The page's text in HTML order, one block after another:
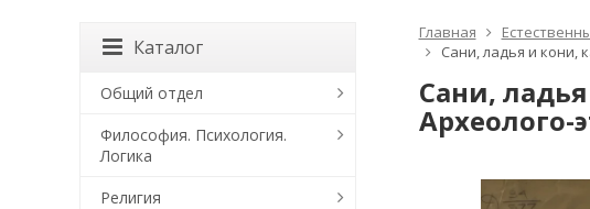
Главная
Сани, ладья и кони,
Сани,
Археолого-
Каталог
Общий отдел
Философия. Психология.
Логика
Религия